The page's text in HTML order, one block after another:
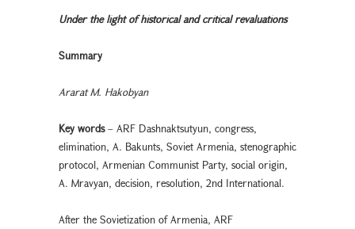
Under the light of historical and critical revaluations
Summary
Ararat M. Hakobyan
Key words– ARF Dashnaktsutyun, congress,
elimination, A. Bakunts, Soviet Armenia, stenographic
protocol, Armenian Communist Party, social origin,
A. Mravyan, decision, resolution, 2nd International.
After the Sovietization of Armenia, ARF